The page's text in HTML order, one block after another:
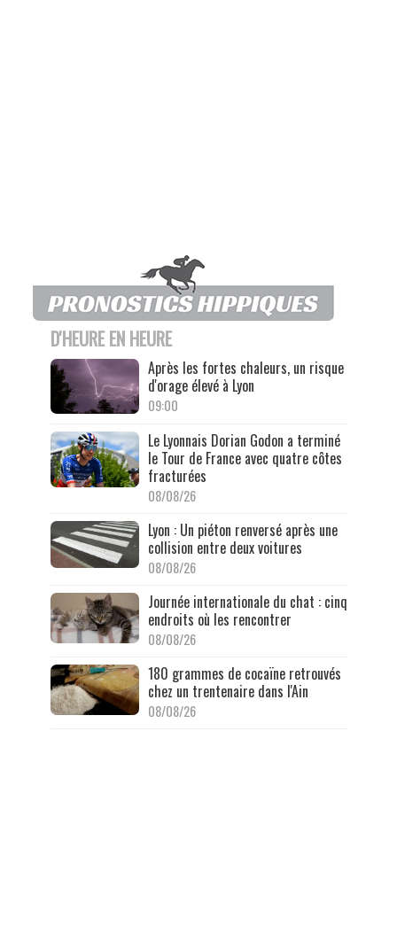
D'HEURE EN HEURE
Après les fortes chaleurs, un risque
d'orage élevé à Lyon
09:00
Le Lyonnais Dorian Godon a terminé
le Tour de France avec quatre côtes
fracturées
08/08/26
Lyon : Un piéton renversé après une
collision entre deux voitures
08/08/26
Journée internationale du chat : cinq
endroits où les rencontrer
08/08/26
180 grammes de cocaïne retrouvés
chez un trentenaire dans l'Ain
08/08/26